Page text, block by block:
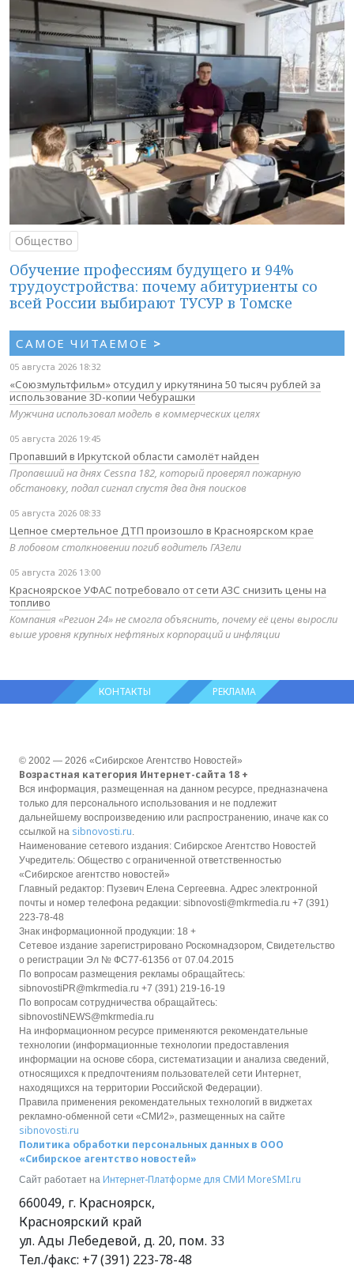
Общество
Обучение профессиям будущего и 94%
трудоустройства: почему абитуриенты со
всей России выбирают ТУСУР в Томске
САМОЕ ЧИТАЕМОЕ >
05 августа 2026 18:32
«Союзмультфильм» отсудил у иркутянина 50 тысяч рублей за
использование 3D-копии Чебурашки
Мужчина использовал модель в коммерческих целях
05 августа 2026 19:45
Пропавший в Иркутской области самолёт найден
Пропавший на днях Cessna 182, который проверял пожарную
обстановку, подал сигнал спустя два дня поисков
05 августа 2026 08:33
Цепное смертельное ДТП произошло в Красноярском крае
В лобовом столкновении погиб водитель ГАЗели
05 августа 2026 13:00
Красноярское УФАС потребовало от сети АЗС снизить цены на
топливо
Компания «Регион 24» не смогла объяснить, почему её цены выросли
выше уровня крупных нефтяных корпораций и инфляции
КОНТАКТЫ РЕКЛАМА
© 2002 — 2026 «Сибирское Агентство Новостей»
Возрастная категория Интернет-сайта 18 +
Вся информация, размещенная на данном ресурсе, предназначена
только для персонального использования и не подлежит
дальнейшему воспроизведению или распространению, иначе как со
ссылкой на sibnovosti.ru.
Наименование сетевого издания: Сибирское Агентство Новостей
Учредитель: Общество с ограниченной ответственностью
«Сибирское агентство новостей»
Главный редактор: Пузевич Елена Сергеевна. Адрес электронной
почты и номер телефона редакции: sibnovosti@mkrmedia.ru +7 (391)
223-78-48
Знак информационной продукции: 18 +
Сетевое издание зарегистрировано Роскомнадзором, Свидетельство
о регистрации Эл № ФС77-61356 от 07.04.2015
По вопросам размещения рекламы обращайтесь:
sibnovostiPR@mkrmedia.ru +7 (391) 219-16-19
По вопросам сотрудничества обращайтесь:
sibnovostiNEWS@mkrmedia.ru
На информационном ресурсе применяются рекомендательные
технологии (информационные технологии предоставления
информации на основе сбора, систематизации и анализа сведений,
относящихся к предпочтениям пользователей сети Интернет,
находящихся на территории Российской Федерации).
Правила применения рекомендательных технологий в виджетах
рекламно-обменной сети «СМИ2», размещенных на сайте
sibnovosti.ru
Политика обработки персональных данных в ООО
«Сибирское агентство новостей»
Сайт работает на Интернет-Платформе для СМИ MoreSMI.ru
660049, г. Красноярск,
Красноярский край
ул. Ады Лебедевой, д. 20, пом. 33
Тел./факс: +7 (391) 223-78-48